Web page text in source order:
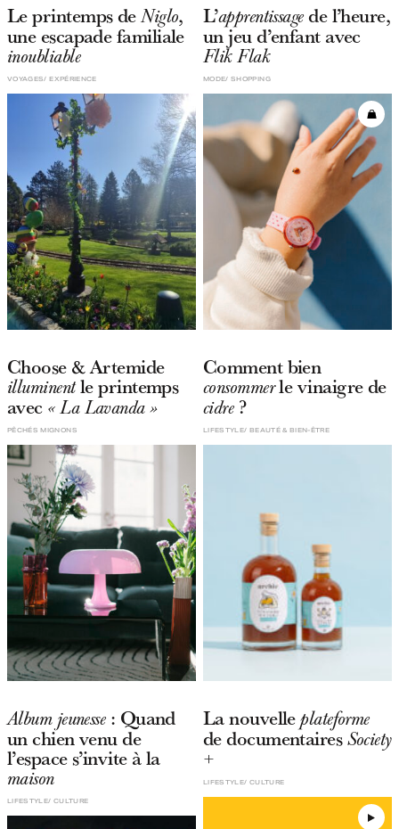
Le printemps deNiglo,
une escapade familiale
inoubliable
EXPÉRIENCE
VOYAGES
L’apprentissagede l’heure,
un jeu d’enfant avec
Flik Flak
MODE SHOPPING
Choose & Artemide
illuminentle printemps
avec « La Lavanda »
PÊCHÉS MIGNONS
Comment bien
consommerle vinaigre de
cidre?
BEAUTÉ & BIEN-ÊTRE
LIFESTYLE
Album jeunesse: Quand
un chien venu de
l’espace s’invite à la
maison
CULTURE
LIFESTYLE
La nouvelleplateforme
de documentairesSociety
+
CULTURE
LIFESTYLE